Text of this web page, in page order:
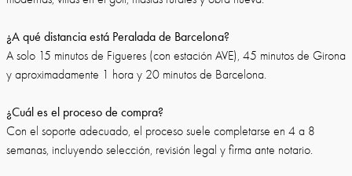
¿A qué distancia está Peralada de Barcelona?
A solo 15 minutos de Figueres (con estación AVE), 45 minutos de Girona
y aproximadamente 1 hora y 20 minutos de Barcelona.
¿Cuál es el proceso de compra?
Con el soporte adecuado, el proceso suele completarse en 4 a 8
semanas, incluyendo selección, revisión legal y firma ante notario.